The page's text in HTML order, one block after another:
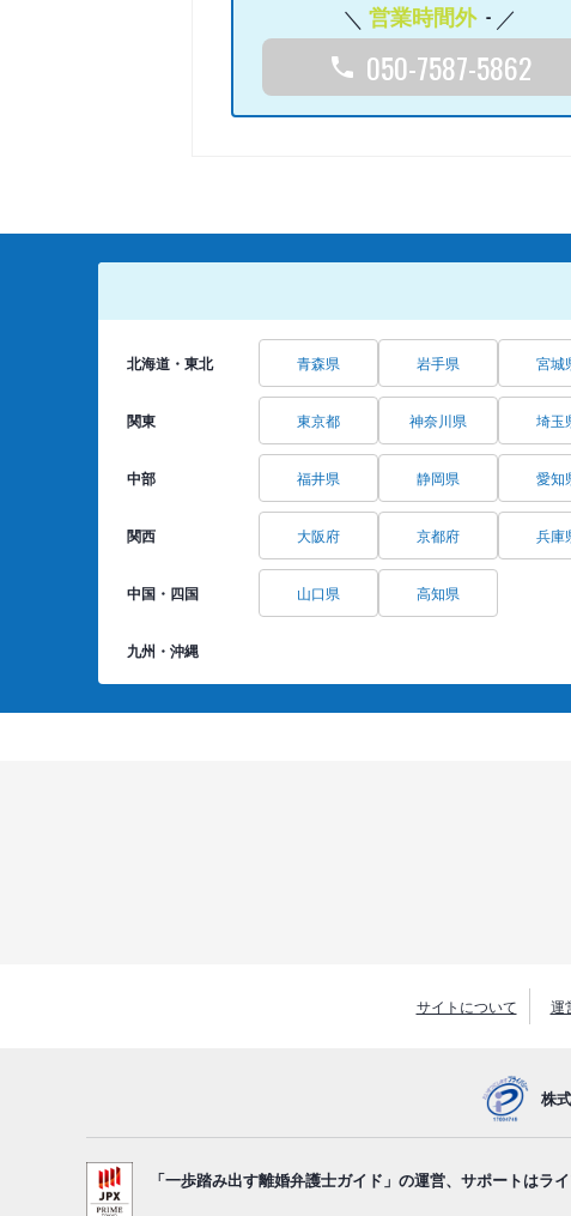
営業時間外 -
050-7587-5862
北海道・東北 青森県 岩手県 宮城
関東 東京都 神奈川県 埼玉
中部 福井県 静岡県 愛知
関西 大阪府 京都府 兵庫
中国・四国 山口県 高知県
九州・沖縄
サイトについて 運
株
「一歩踏み出す離婚弁護士ガイド」の運営、サポートは